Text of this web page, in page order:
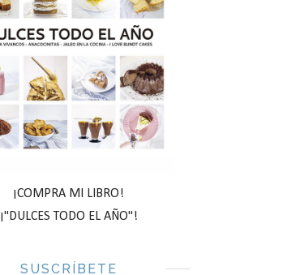
¡COMPRA MI LIBRO!
¡"DULCES TODO EL AÑO"!
SUSCRÍBETE